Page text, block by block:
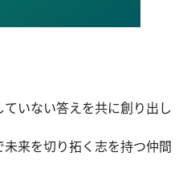
いない答えを共に創り出し
来を切り拓く志を持つ仲間